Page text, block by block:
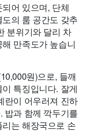
어 있으며, 단체
의 룸 공간도 갖추
분위기와 달리 차
만족도가 높습니
원)으로, 들깨
특징입니다. 잘게
란이 어우러져 진하
밥과 함께 깍두기를
는 해장국으로 손